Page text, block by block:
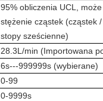
95% obliczenia UCL,
stężenie cząstek (cząstek
stopy sześcienne)
28.3L/min (Importowana
6s---999999s (wybierane)
0-99
0-9999s